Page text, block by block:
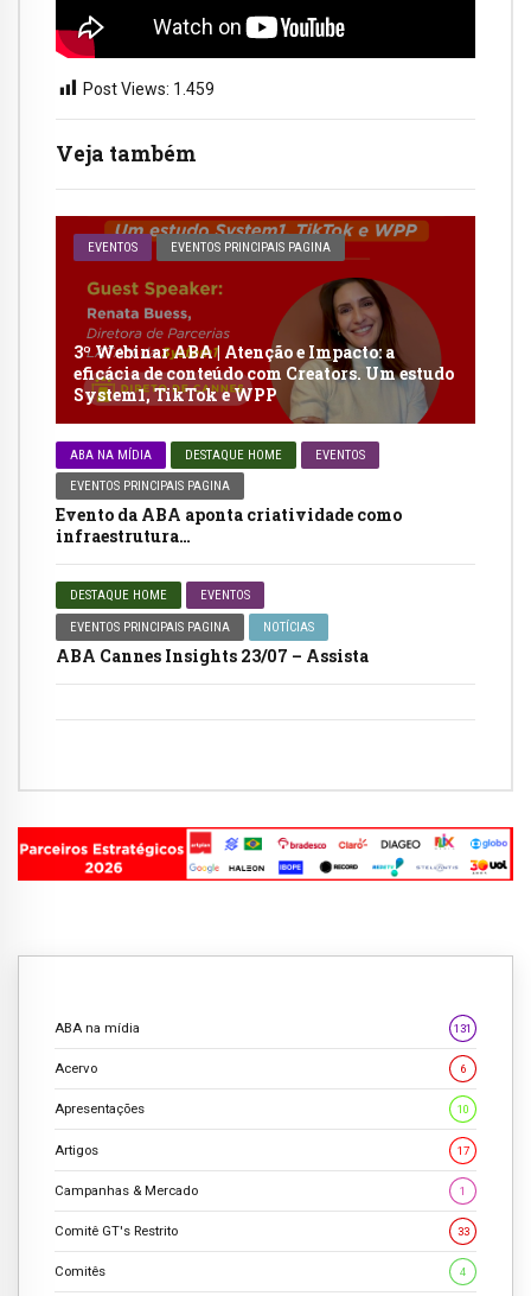
Veja também
EVENTOS EVENTOS PRINCIPAIS PAGINA
3º Webinar ABA | Atenção e Impacto: a
eficácia de conteúdo com Creators. Um estudo
System1, TikTok e WPP
ABA NA MÍDIA DESTAQUE HOME EVENTOS
EVENTOS PRINCIPAIS PAGINA
Evento da ABA aponta criatividade como
infraestrutura…
DESTAQUE HOME EVENTOS
EVENTOS PRINCIPAIS PAGINA NOTÍCIAS
ABA Cannes Insights 23/07 – Assista
Post Views: 1.459
ABA na mídia 131
Acervo 6
Apresentações 10
Artigos 17
Campanhas & Mercado 1
Comitê GT's Restrito 33
Comitês 4